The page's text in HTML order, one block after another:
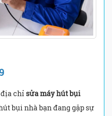
chỉ sửa máy hút bụi
hút bụi nhà bạn đang gặp sự